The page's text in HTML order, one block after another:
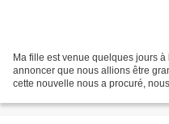
Ma fille est venue quelques jours
annoncer que nous allions être
cette nouvelle nous a procuré,